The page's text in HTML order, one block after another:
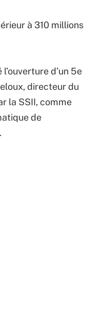
à 310 millions
d’un 5e
directeur du
la SSII, comme
de